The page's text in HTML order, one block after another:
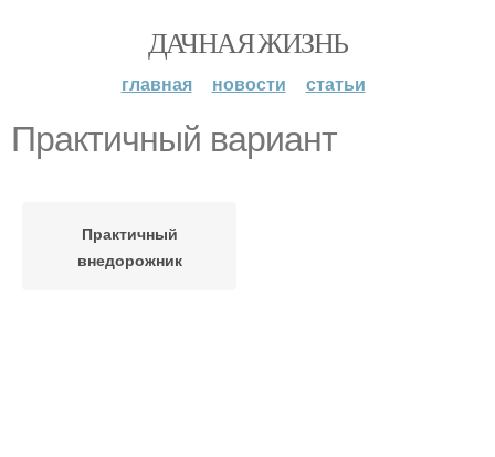
ДАЧНАЯ ЖИЗНЬ
главная новости статьи
Практичный вариант
Практичный
внедорожник